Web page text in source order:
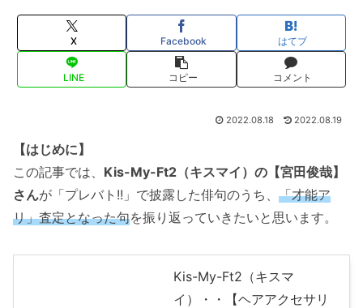
X Facebook はてブ
LINE コピー コメント
2022.08.18 2022.08.19
【はじめに】
この記事では、 Kis-My-Ft2（キスマイ）の【宮田俊哉】
さんが「プレバト!!」で披露した俳句のうち、 「才能ア
リ」査定となった句を振り返っていきたいと思います。
Kis-My-Ft2（キスマ
イ）・・【ヘアアクセサリ